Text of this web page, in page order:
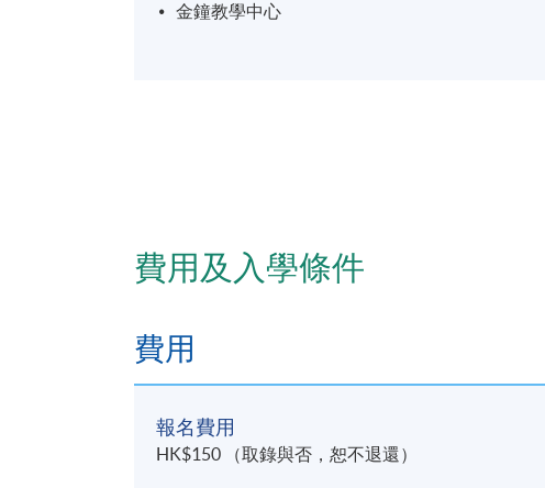
金鐘教學中心
費用及入學條件
費用
報名費用
HK$150 （取錄與否，恕不退還）